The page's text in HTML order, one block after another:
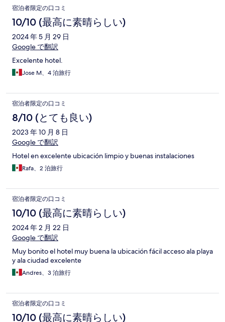
宿泊者限定の口コミ
10/10 (最高に素晴らしい)
2024 年 5 月 29 日
Google で翻訳
Excelente hotel.
Jose M、4 泊旅行
宿泊者限定の口コミ
8/10 (とても良い)
2023 年 10 月 8 日
Google で翻訳
Hotel en excelente ubicación limpio y buenas instalaciones
Rafa、2 泊旅行
宿泊者限定の口コミ
10/10 (最高に素晴らしい)
2024 年 2 月 22 日
Google で翻訳
Muy bonito el hotel muy buena la ubicación fácil acceso ala playa
y ala ciudad excelente
Andres、3 泊旅行
宿泊者限定の口コミ
10/10 (最高に素晴らしい)